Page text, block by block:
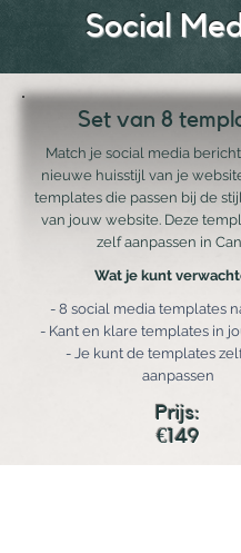
Social
Set van 8
Match je social media
nieuwe huisstijl van je
templates die passen bij de
van jouw website. Deze
zelf aanpassen in
Wat je kunt
- 8 social media templates
- Kant en klare templates in
- Je kunt de templates
aanpassen
Prijs:
€149